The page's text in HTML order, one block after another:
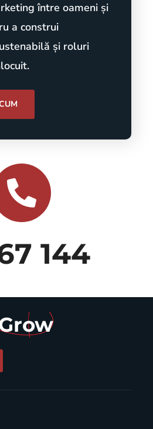
între oameni și
a construi
și roluri
144​